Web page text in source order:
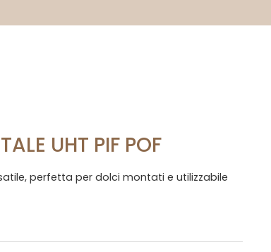
UHT PIF POF
perfetta per dolci montati e utilizzabile